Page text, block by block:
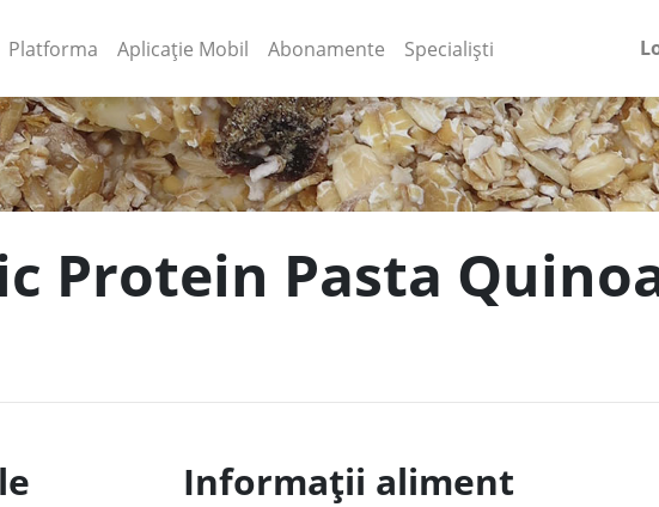
Platforma (current)
Aplicație Mobil (current)
Abonamente Specialiști
Protein Pasta
Informații aliment